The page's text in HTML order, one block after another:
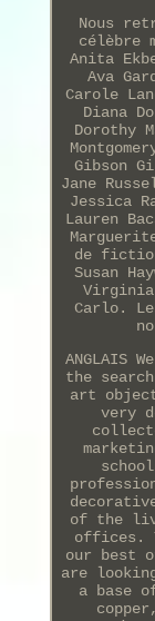
Nous
célèbre
Anita
Ava
Carole
Diana
Dorothy
Gibson
Jane
Jessica
Lauren
de
Susan
Virginia
Carlo.
ANGLAIS
the
art
very
of the
offices.
our best
are
a base